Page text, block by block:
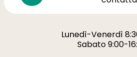
Lunedì-Venerdì
Sabato 9:00-